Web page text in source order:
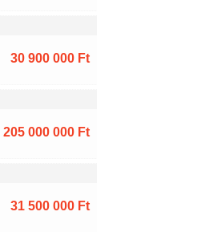
30 900 000 Ft
205 000 000 Ft
31 500 000 Ft